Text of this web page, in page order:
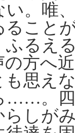
い。唯
ること
ふるえ
方へ
も思え
……。四
らしが